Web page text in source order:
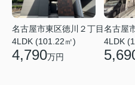
名古屋市東区徳川２丁目
4LDK (101.22㎡)
4,790万円
名古屋
4LDK